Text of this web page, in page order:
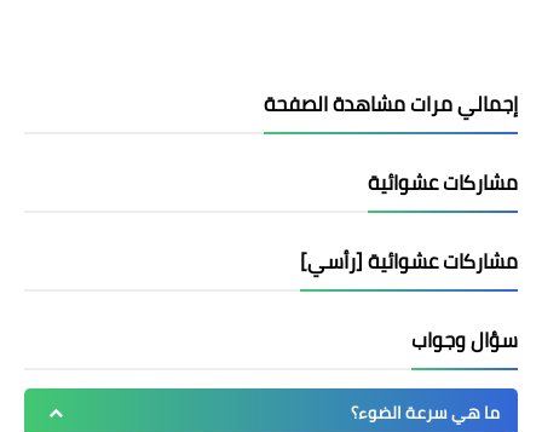
إجمالي مرات مشاهدة الصفحة
مشاركات عشوائية
مشاركات عشوائية [رأسي]
سؤال وجواب
ما هي سرعة الضوء؟